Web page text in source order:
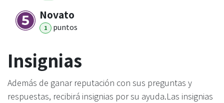
Novato
1 puntos
Insignias
Además de ganar reputación con sus preguntas y
respuestas, recibirá insignias por su ayuda.Las insignias